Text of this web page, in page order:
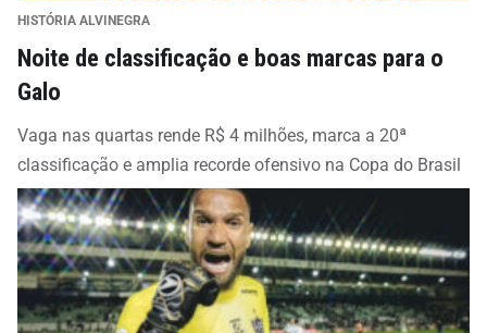
HISTÓRIA ALVINEGRA
Noite de classificação e boas marcas para o
Galo
Vaga nas quartas rende R$ 4 milhões, marca a 20ª
classificação e amplia recorde ofensivo na Copa do Brasil